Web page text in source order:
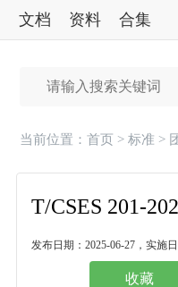
文档 资料 合集
当前位置：首页 >标准 >
发布日期：2025-06-27，实施
收藏